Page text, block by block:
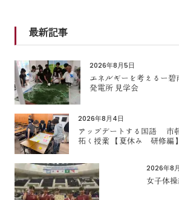
最新記事
2026年8月5日
エネルギーを考えるー碧
発電所 見学会
2026年8月4日
アップデートする国語 市
拓く授業 【夏休み 研修編】
2026年8
女子体